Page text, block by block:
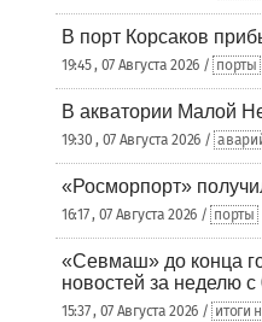
В порт Корсаков
19:45 , 07 Августа 2026 / порты
В акватории Малой
19:30 , 07 Августа 2026 /
«Росморпорт»
16:17 , 07 Августа 2026 / порты
«Севмаш» до конца
новостей за неделю
15:37 , 07 Августа 2026 / итоги